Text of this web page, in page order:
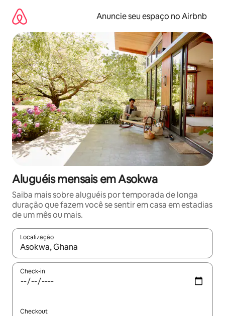
para
conteúdo
Anuncie seu espaço no Airbnb
Aluguéis mensais em Asokwa
Saiba mais sobre aluguéis por temporada de longa
duração que fazem você se sentir em casa em estadias
de um mês ou mais.
Localização
Quando os resultados estiverem disponíveis, explore-os
Check-in
Checkout